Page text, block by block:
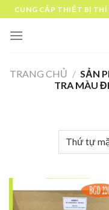
Skip
to
content
CUNG CẤP THIẾT BỊ
TRANG CHỦ / SẢN
TRA MÀU